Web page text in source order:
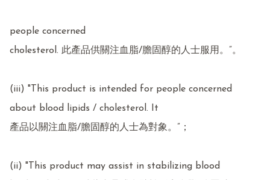
people concerned
cholesterol. 此產品供關注血脂/膽固醇的人士服用。”。
(iii) "This product is intended for people concerned
about blood lipids / cholesterol. It
產品以關注血脂/膽固醇的人士為對象。”；
(ii) "This product may assist in stabilizing blood